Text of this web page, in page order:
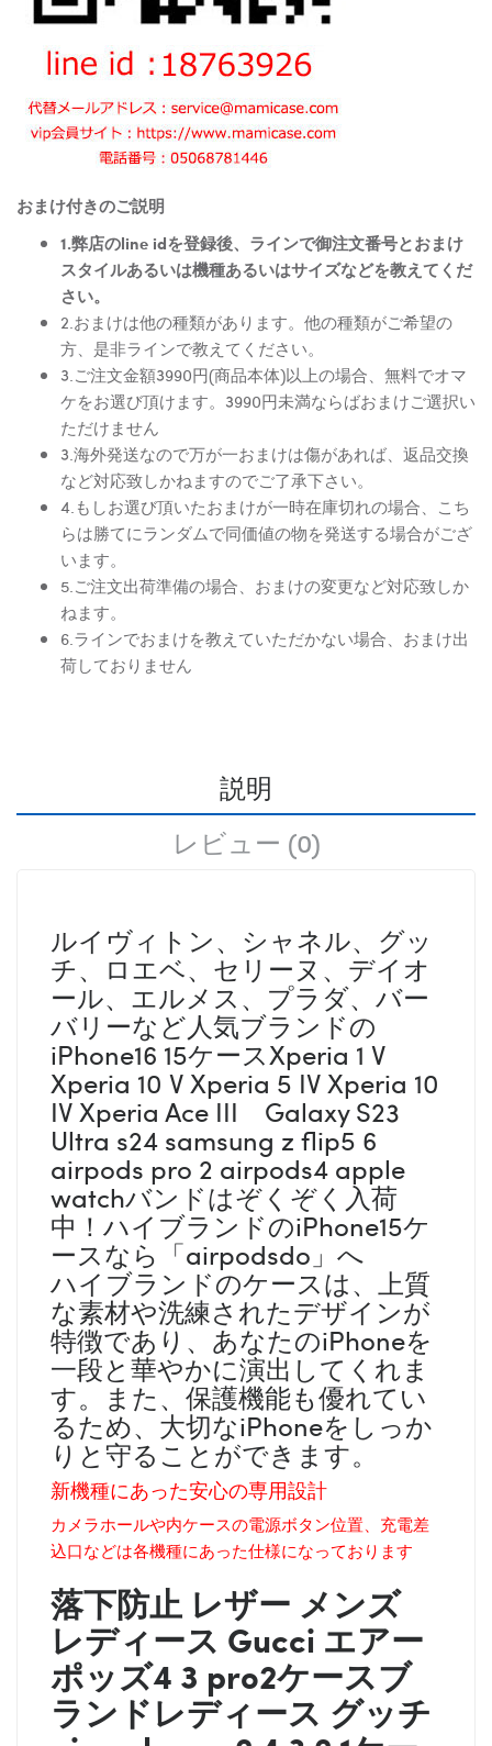
おまけ付きのご説明
1.弊店のline idを登録後、ラインで御注文番号とおまけ
スタイルあるいは機種あるいはサイズなどを教えてくだ
さい。
2.おまけは他の種類があります。他の種類がご希望の
方、是非ラインで教えてください。
3.ご注文金額3990円(商品本体)以上の場合、無料でオマ
ケをお選び頂けます。3990円未満ならばおまけご選択い
ただけません
3.海外発送なので万が一おまけは傷があれば、返品交換
など対応致しかねますのでご了承下さい。
4.もしお選び頂いたおまけが一時在庫切れの場合、こち
らは勝てにランダムで同価値の物を発送する場合がござ
います。
5.ご注文出荷準備の場合、おまけの変更など対応致しか
ねます。
6.ラインでおまけを教えていただかない場合、おまけ出
荷しておりません
説明
レビュー (0)
ルイヴィトン、シャネル、グッ
チ、ロエベ、セリーヌ、デイオ
ール、エルメス、プラダ、バー
バリーなど人気ブランドの
iPhone16 15ケースXperia 1 V
Xperia 10 V Xperia 5 IV Xperia 10
IV Xperia Ace III Galaxy S23
Ultra s24 samsung z flip5 6
airpods pro 2 airpods4 apple
watchバンドはぞくぞく入荷
中！ハイブランドのiPhone15ケ
ースなら「airpodsdo」へ
ハイブランドのケースは、上質
な素材や洗練されたデザインが
特徴であり、あなたのiPhoneを
一段と華やかに演出してくれま
す。また、保護機能も優れてい
るため、大切なiPhoneをしっか
りと守ることができます。
新機種にあった安心の専用設計
カメラホールや内ケースの電源ボタン位置、充電差
込口などは各機種にあった仕様になっております
落下防止 レザー メンズ
レディース Gucci エアー
ポッズ4 3 pro2ケースブ
ランドレディース グッチ